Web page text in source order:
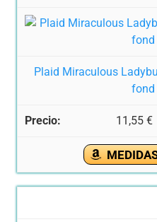
Plaid Miraculous
fond
11,55 €